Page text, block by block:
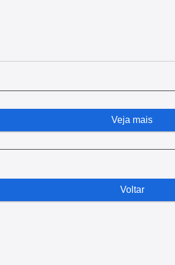
Veja mais
Voltar